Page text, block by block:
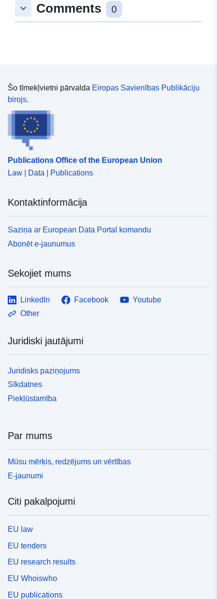
keyboard_arrow_down Comments 0
Šo tīmekļvietni pārvalda Eiropas Savienības Publikāciju
birojs.
Publications Office of the European Union
Law | Data | Publications
Kontaktinformācija
Saziņa ar European Data Portal komandu
Abonēt e-jaunumus
Sekojiet mums
LinkedIn Facebook
Youtube
Other
Juridiski jautājumi
Juridisks paziņojums
Sīkdatnes
Piekļūstamība
Par mums
Mūsu mērķis, redzējums un vērtības
E-jaunumi
Citi pakalpojumi
EU law
EU tenders
EU research results
EU Whoiswho
EU publications